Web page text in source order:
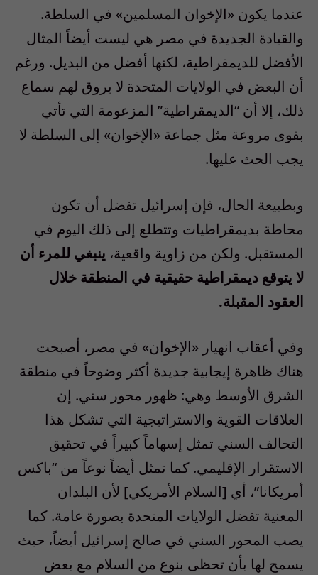
عندما يكون «الإخوان المسلمين» في السلطة.
والقيادة الجديدة في مصر هي ليست أيضاً المثال
الأفضل للديمقراطية، لكنها أفضل من البديل. ورغم
أن البعض في الولايات المتحدة لا يروق لهم سماع
ذلك، إلا أن “الديمقراطية” المزعومة التي تأتي
بقوى مروعة مثل جماعة «الإخوان» إلى السلطة لا
يجب الحث عليها.
وبطبيعة الحال، فإن إسرائيل تفضل أن تكون
محاطة بديمقراطيات وتتطلع إلى ذلك اليوم في
المستقبل. ولكن من زاوية واقعية، ينبغي للمرء أن
لا يتوقع ديمقراطية حقيقية في المنطقة خلال
العقود المقبلة.
وفي أعقاب انهيار «الإخوان» في مصر، أصبحت
هناك ظاهرة إيجابية جديدة أكثر وضوحاً في منطقة
الشرق الأوسط وهي: ظهور محور سني. إن
العلاقات القوية والاستراتيجية التي تشكل هذا
التحالف السني تمثل إسهاماً كبيراً في تحقيق
الاستقرار الإقليمي. كما تمثل أيضاً نوعاً من “باكس
أمريكانا”، أي [السلام الأمريكي] لأن البلدان
المعنية تفضل الولايات المتحدة بصورة عامة. كما
يصب المحور السني في صالح إسرائيل أيضاً، حيث
يسمح لها بأن تحظى بنوع من السلام مع بعض